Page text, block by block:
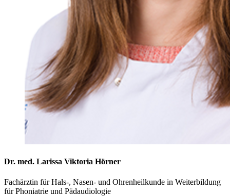
Dr. med. Larissa Viktoria Hörner
Fachärztin für Hals-, Nasen- und Ohrenheilkunde in Weiterbildung
für Phoniatrie und Pädaudiologie